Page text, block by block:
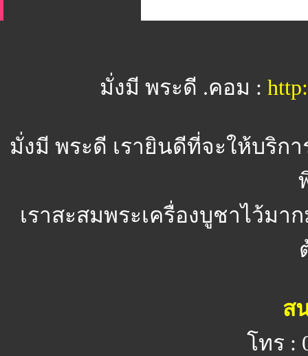
มั่งมี พระดี .คอม :
มั่งมี พระดี เรายินดีที่จะให้บริก
เราสะสมพระเครื่องบูชาไว้ม
ส
โทร :